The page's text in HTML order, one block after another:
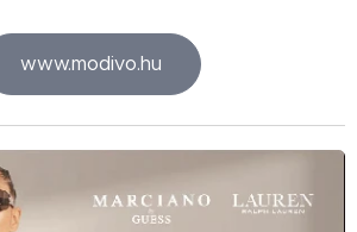
www.modivo.hu